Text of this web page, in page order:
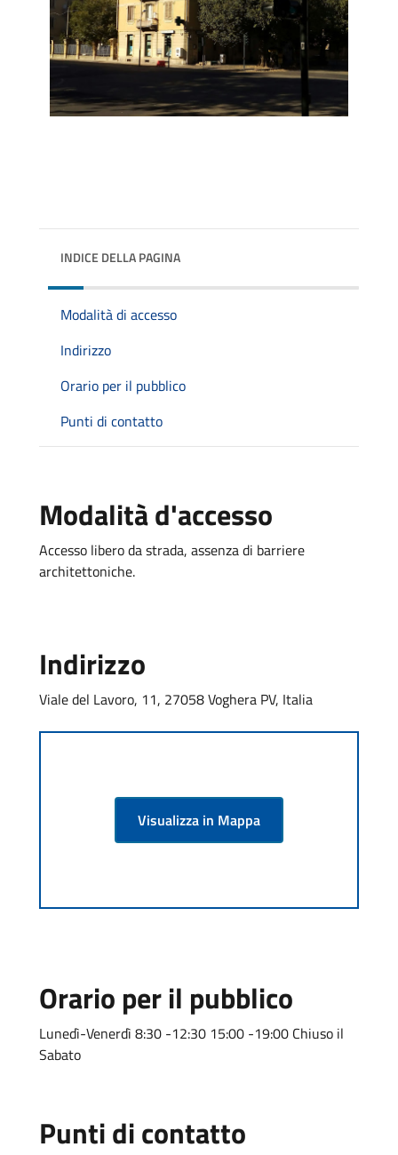
INDICE DELLA PAGINA
Modalità di accesso
Indirizzo
Orario per il pubblico
Punti di contatto
Modalità d'accesso
Accesso libero da strada, assenza di barriere
architettoniche.
Indirizzo
Viale del Lavoro, 11, 27058 Voghera PV, Italia
Visualizza in Mappa
Orario per il pubblico
Lunedì-Venerdì 8:30 -12:30 15:00 -19:00 Chiuso il
Sabato
Punti di contatto